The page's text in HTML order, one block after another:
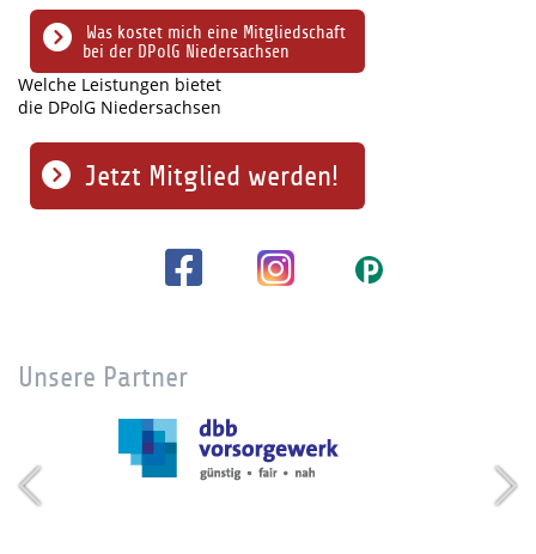
Was kostet mich eine Mitgliedschaft
bei der DPolG Niedersachsen
Welche Leistungen bietet
die DPolG Niedersachsen
Jetzt Mitglied werden!
Unsere Partner